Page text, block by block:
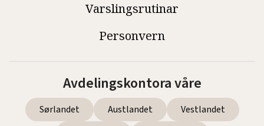
Varslingsrutinar
Personvern
Avdelingskontora våre
Sørlandet Austlandet
Vestlandet